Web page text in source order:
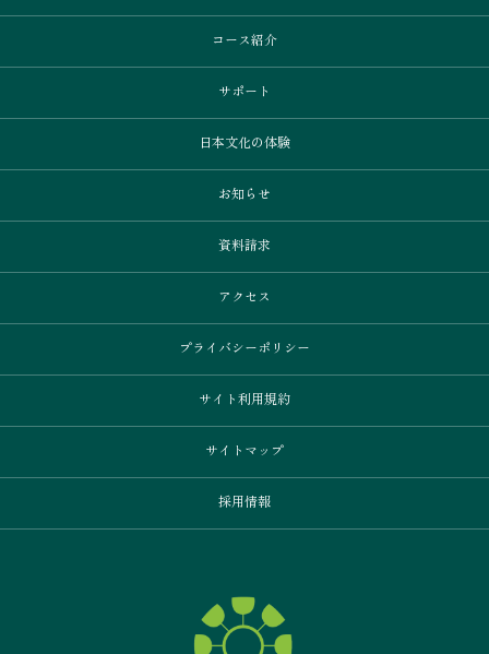
コース紹介
サポート
日本文化の体験
お知らせ
資料請求
アクセス
プライバシーポリシー
サイト利用規約
サイトマップ
採用情報